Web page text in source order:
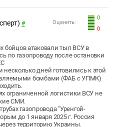
0
0
Оценить:
#
атаковали тыл ВСУ в
по газопроводу после остановки
дней готовились к этой
бомбами (ФАБ с УПМК)
ограниченной логистики ВСУ не
СМИ.
газопровода "Уренгой-
до 1 января 2025 г. Россия
территорию Украины.